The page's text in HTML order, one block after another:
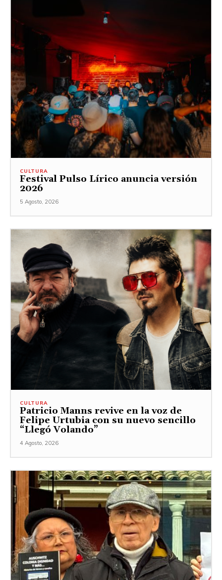
CULTURA
Festival Pulso Lírico anuncia versión
2026
5 Agosto, 2026
CULTURA
Patricio Manns revive en la voz de
Felipe Urtubia con su nuevo sencillo
“Llegó Volando”
4 Agosto, 2026